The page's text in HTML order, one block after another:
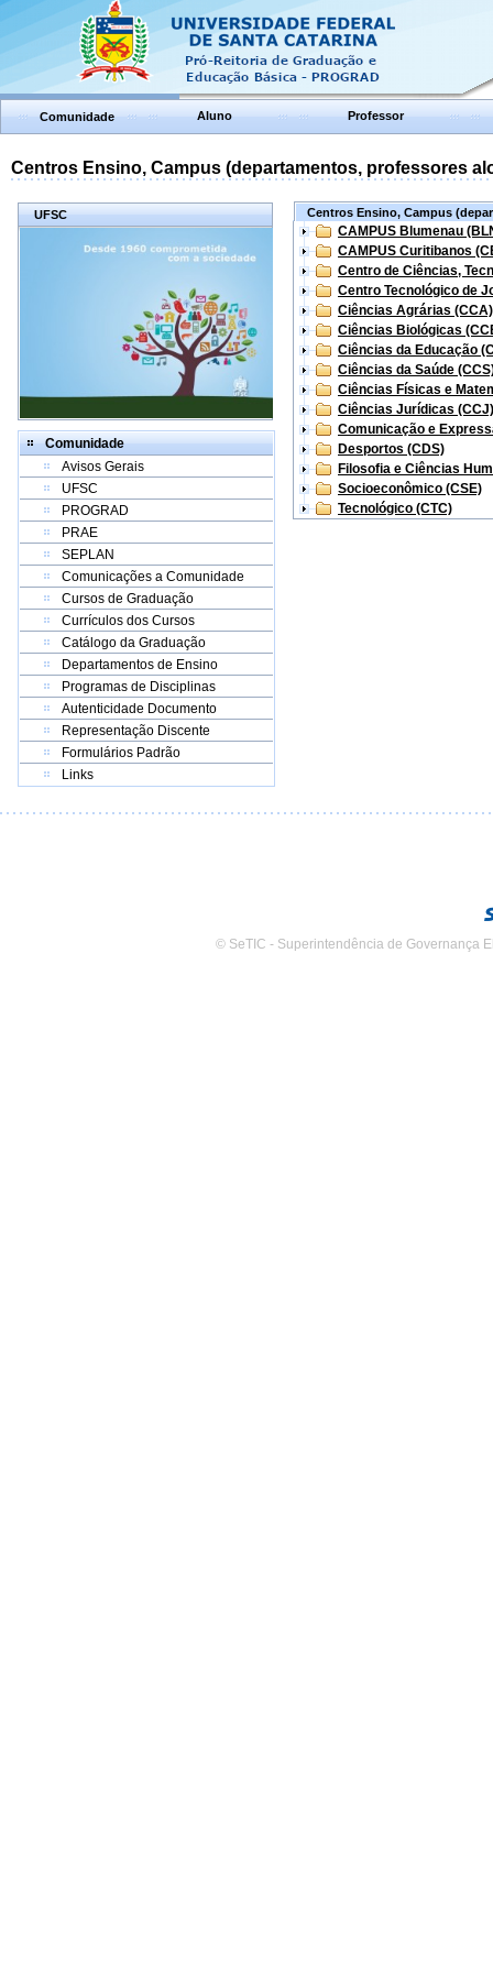
Comunidade Aluno Professor
Centros Ensino, Campus (departamentos, professores
UFSC
Comunidade
Avisos Gerais
UFSC
PROGRAD
PRAE
SEPLAN
Comunicações a Comunidade
Cursos de Graduação
Currículos dos Cursos
Catálogo da Graduação
Departamentos de Ensino
Programas de Disciplinas
Autenticidade Documento
Representação Discente
Formulários Padrão
Links
Centros Ensino, Campus
CAMPUS Blumenau
CAMPUS Curitibanos
Centro de Ciências,
Centro Tecnológico de
Ciências Agrárias (CCA)
Ciências Biológicas
Ciências da Educação
Ciências da Saúde
Ciências Físicas e
Ciências Jurídicas (CCJ)
Comunicação e
Desportos (CDS)
Filosofia e Ciências
Socioeconômico (CSE)
Tecnológico (CTC)
© SeTIC - Superintendência de Governança